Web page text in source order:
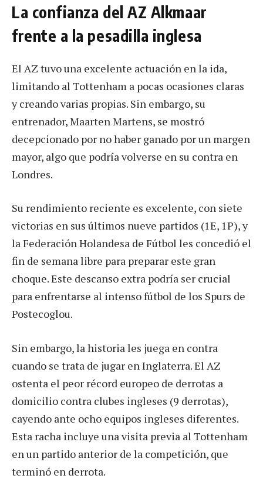
La confianza del AZ Alkmaar
frente a la pesadilla inglesa
El AZ tuvo una excelente actuación en la ida,
limitando al Tottenham a pocas ocasiones claras
y creando varias propias. Sin embargo, su
entrenador, Maarten Martens, se mostró
decepcionado por no haber ganado por un margen
mayor, algo que podría volverse en su contra en
Londres.
Su rendimiento reciente es excelente, con siete
victorias en sus últimos nueve partidos (1E, 1P), y
la Federación Holandesa de Fútbol les concedió el
fin de semana libre para preparar este gran
choque. Este descanso extra podría ser crucial
para enfrentarse al intenso fútbol de los Spurs de
Postecoglou.
Sin embargo, la historia les juega en contra
cuando se trata de jugar en Inglaterra. El AZ
ostenta el peor récord europeo de derrotas a
domicilio contra clubes ingleses (9 derrotas),
cayendo ante ocho equipos ingleses diferentes.
Esta racha incluye una visita previa al Tottenham
en un partido anterior de la competición, que
terminó en derrota.